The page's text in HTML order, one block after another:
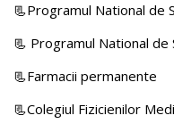
📃Programul National de
📃 Programul National de
📃Farmacii permanente
📃Colegiul Fizicienilor